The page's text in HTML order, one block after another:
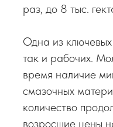
раз, до 8 тыс.
Одна из
так и рабочих.
время наличие
смазочных
количество
возросшие цены